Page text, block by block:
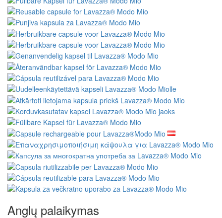
Anglų palaikymas